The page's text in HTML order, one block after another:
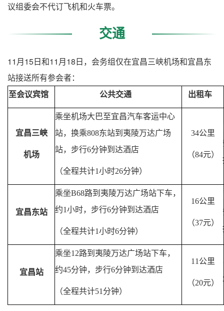
议组委会不代订飞机和火车票。
交通
11月15日和11月18日，会务组仅在宜昌三峡机场和宜昌东
站接送所有参会者：
至会议宾馆 公共交通 出租车
宜昌三峡
机场
乘坐机场大巴至宜昌汽车客运中心
站，换乘808东站到夷陵万达广场
站，步行6分钟到达酒店
（全程共计1小时26分钟）
34公里
（84元）
宜昌东站
乘坐B68路到夷陵万达广场站下车，
约1小时，步行6分钟到达酒店
（全程共计1小时6分钟）
16公里
（37元）
宜昌站
乘坐12路到夷陵万达广场站下车，
约45分钟，步行6分钟到达酒店
（全程共计51 分钟）
11 公里
（20元）